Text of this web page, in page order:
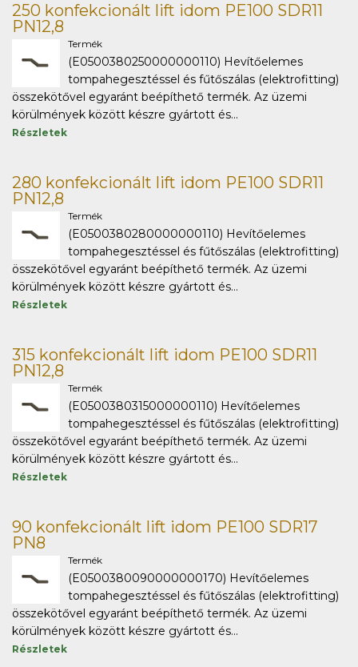
250 konfekcionált lift idom PE100 SDR11
PN12,8
Termék
(E0500380250000000110) Hevítőelemes
tompahegesztéssel és fűtőszálas (elektrofitting)
összekötővel egyaránt beépíthető termék. Az üzemi
körülmények között készre gyártott és...
Részletek
280 konfekcionált lift idom PE100 SDR11
PN12,8
Termék
(E0500380280000000110) Hevítőelemes
tompahegesztéssel és fűtőszálas (elektrofitting)
összekötővel egyaránt beépíthető termék. Az üzemi
körülmények között készre gyártott és...
Részletek
315 konfekcionált lift idom PE100 SDR11
PN12,8
Termék
(E0500380315000000110) Hevítőelemes
tompahegesztéssel és fűtőszálas (elektrofitting)
összekötővel egyaránt beépíthető termék. Az üzemi
körülmények között készre gyártott és...
Részletek
90 konfekcionált lift idom PE100 SDR17
PN8
Termék
(E0500380090000000170) Hevítőelemes
tompahegesztéssel és fűtőszálas (elektrofitting)
összekötővel egyaránt beépíthető termék. Az üzemi
körülmények között készre gyártott és...
Részletek